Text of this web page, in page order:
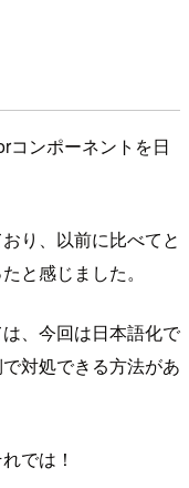
コンポーネントを日
り、以前に比べてと
と感じました。
、今回は日本語化で
対処できる方法があ
では！